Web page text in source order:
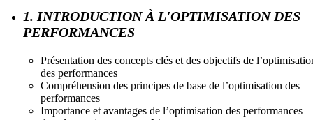
1. INTRODUCTION À L'OPTIMISATION DES
PERFORMANCES
Présentation des concepts clés et des objectifs de
des performances
Compréhension des principes de base de l’optimisation des
performances
Importance et avantages de l’optimisation des performances